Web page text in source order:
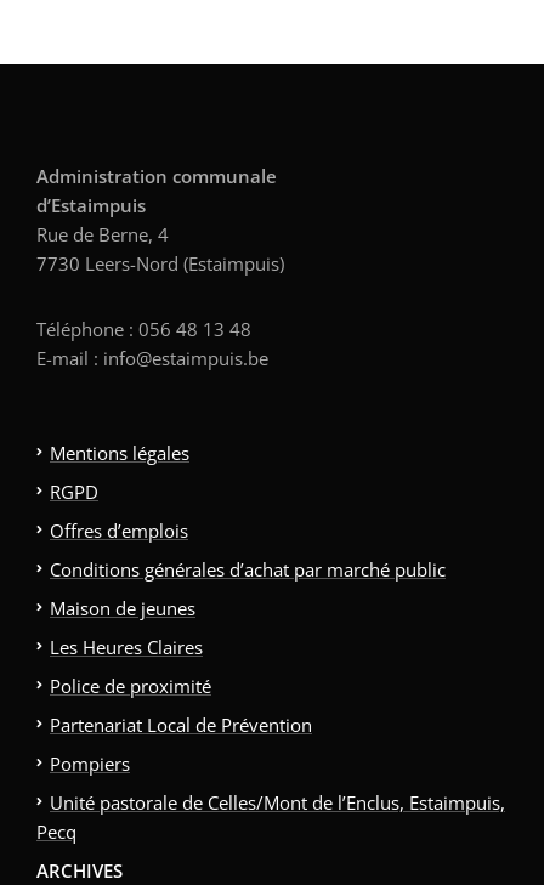
Administration communale
d’Estaimpuis
Rue de Berne, 4
7730 Leers-Nord (Estaimpuis)
Téléphone : 056 48 13 48
E-mail : info@estaimpuis.be
Mentions légales
RGPD
Offres d’emplois
Conditions générales d’achat par marché public
Maison de jeunes
Les Heures Claires
Police de proximité
Partenariat Local de Prévention
Pompiers
Unité pastorale de Celles/Mont de l’Enclus, Estaimpuis,
Pecq
ARCHIVES